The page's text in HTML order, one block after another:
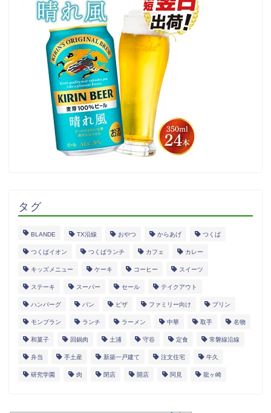
タグ
BLANDE TX沿線 おやつ からあげ つくば
つくばイオン つくばランチ カフェ カレー
キッズメニュー ケーキ コーヒー スイーツ
ステーキ スーパー セール テイクアウト
ハンバーグ パン ピザ ファミリー向け プリン
モンブラン ランチ ラーメン 中華 取手 名物
和菓子 回鍋肉 土浦 守谷 定食 常磐線沿線
弁当 手土産 新築一戸建て 注文住宅 牛久
研究学園 肉 閉店 開店 阿見 龍ヶ崎